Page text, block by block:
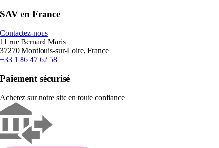
SAV en France
Contactez-nous
11 rue Bernard Maris
37270 Montlouis-sur-Loire, France
+33 1 86 47 62 58
Paiement sécurisé
Achetez sur notre site en toute confiance